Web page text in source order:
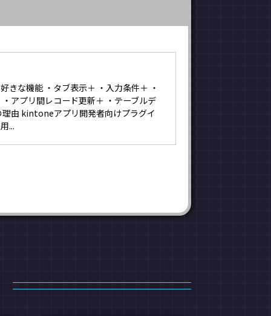
きな機能 ・タブ表示＋ ・入力条件＋ ・
アプリ間レコード更新＋ ・テーブルデ
理由 kintoneアプリ開発者向けプラグイ
...